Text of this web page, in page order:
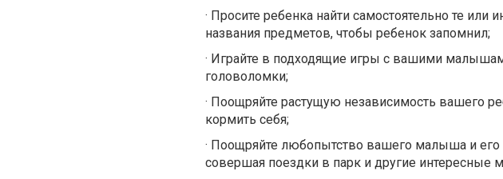
· Просите ребенка найти самостоятельно те
названия предметов, чтобы ребенок запомнил;
· Играйте в подходящие игры с вашими
головоломки;
· Поощряйте растущую независимость вашего
кормить себя;
· Поощряйте любопытство вашего малыша и его
совершая поездки в парк и другие интересные